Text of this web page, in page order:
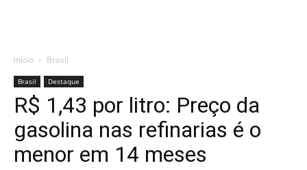
Início Brasil
Brasil Destaque
R$ 1,43 por litro: Preço da
gasolina nas refinarias é o
menor em 14 meses